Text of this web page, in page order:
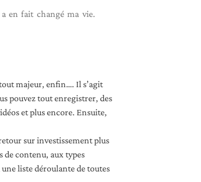
a en fait changé ma vie.
majeur, enfin…. Il s’agit
pouvez tout enregistrer, des
et plus encore. Ensuite,
sur investissement plus
de contenu, aux types
liste déroulante de toutes